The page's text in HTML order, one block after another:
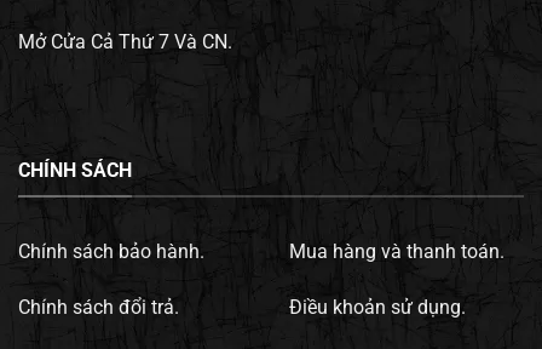
Mở Cửa Cả Thứ 7 Và CN.
CHÍNH SÁCH
Chính sách bảo hành.
Chính sách đổi trả.
Mua hàng và thanh toán.
Điều khoản sử dụng.